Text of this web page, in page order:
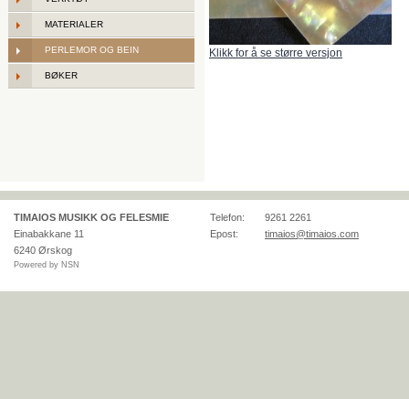
MATERIALER
PERLEMOR OG BEIN
BØKER
Klikk for å se større versjon
TIMAIOS MUSIKK OG FELESMIE
Einabakkane 11
6240 Ørskog
Telefon:
9261 2261
Epost:
timaios@timaios.com
Powered by NSN